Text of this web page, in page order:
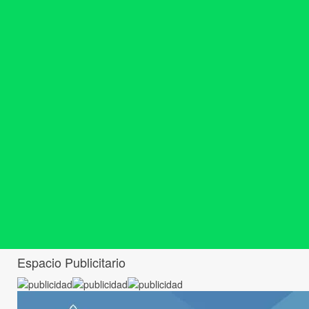
Espacio Publicitario